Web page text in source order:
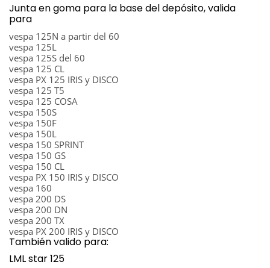
Junta en goma para la base del depósito, valida
para
vespa 125N a partir del 60
vespa 125L
vespa 125S del 60
vespa 125 CL
vespa PX 125 IRIS y DISCO
vespa 125 T5
vespa 125 COSA
vespa 150S
vespa 150F
vespa 150L
vespa 150 SPRINT
vespa 150 GS
vespa 150 CL
vespa PX 150 IRIS y DISCO
vespa 160
vespa 200 DS
vespa 200 DN
vespa 200 TX
vespa PX 200 IRIS y DISCO
También valido para:
LML star 125